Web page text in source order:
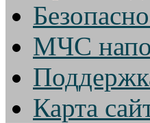
МЧС
Карта